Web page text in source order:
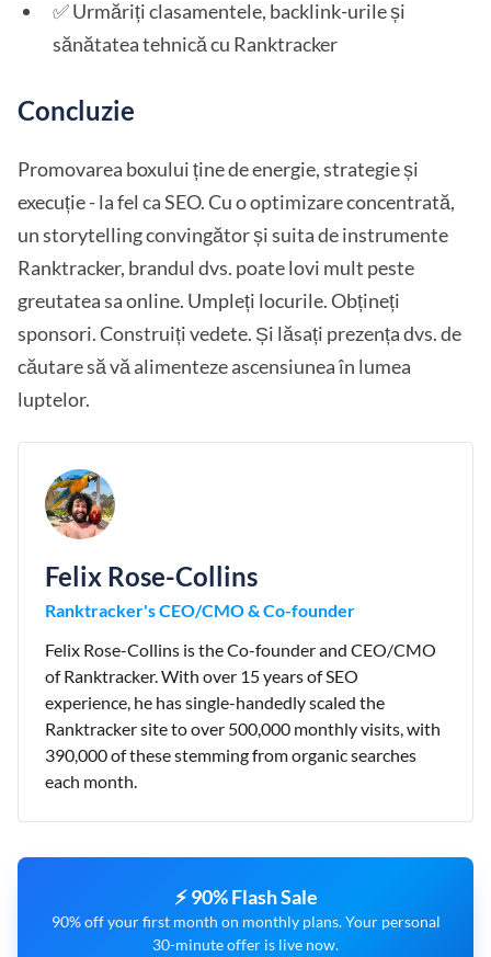
✅ Urmăriți clasamentele, backlink-urile și
sănătatea tehnică cu Ranktracker
Concluzie
Promovarea boxului ține de energie, strategie și
execuție - la fel ca SEO. Cu o optimizare concentrată,
un storytelling convingător și suita de instrumente
Ranktracker, brandul dvs. poate lovi mult peste
greutatea sa online. Umpleți locurile. Obțineți
sponsori. Construiți vedete. Și lăsați prezența dvs. de
căutare să vă alimenteze ascensiunea în lumea
luptelor.
Felix Rose-Collins
Ranktracker's CEO/CMO & Co-founder
Felix Rose-Collins is the Co-founder and CEO/CMO
of Ranktracker. With over 15 years of SEO
experience, he has single-handedly scaled the
Ranktracker site to over 500,000 monthly visits, with
390,000 of these stemming from organic searches
each month.
⚡ 90% Flash Sale
90% off your first month on monthly plans. Your personal
30-minute offer is live now.